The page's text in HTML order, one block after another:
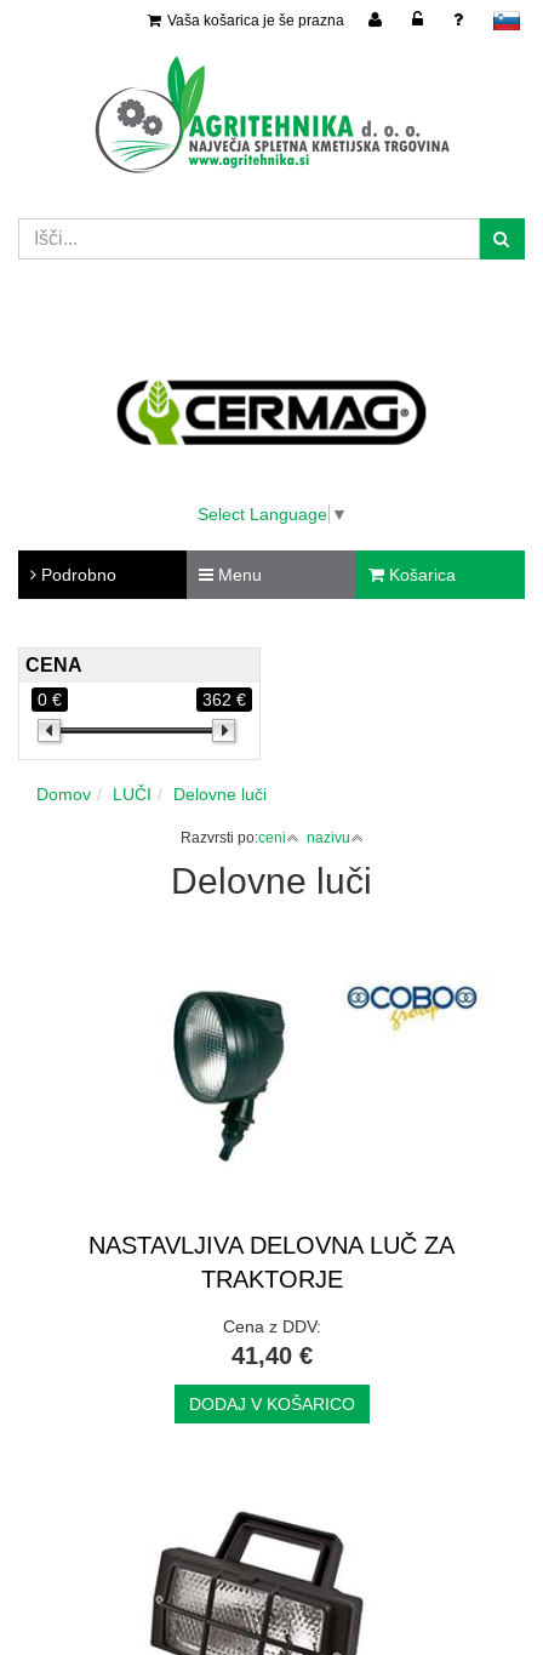
slovensko
Vaša košarica je še prazna
Select Language ▼
Podrobno Menu Košarica
CENA
0 € 362 €
Domov LUČI Delovne luči
Razvrsti po:ceni nazivu
Delovne luči
NASTAVLJIVA DELOVNA LUČ ZA
TRAKTORJE
Cena z DDV:
41,40 €
DODAJ V KOŠARICO